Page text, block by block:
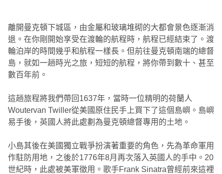
離開曼克頓下城區，由金屬和玻璃堆砌的大都會景色逐漸消
退。在你剛開始享受在渡輪的航程時，航程已經結束了。渡
輪泊岸的時間幾乎和航程一樣長。但前往曼克頓南端的總督
島，就如一趟時光之旅，短短的航程，將你帶到數十、甚至
數百年前。
這趟旅程將我們帶回1637年，當時一位精明的荷蘭人
Woutervan Twiller從美國原住民手上買下了這個島嶼。島嶼
易手後，英國人將此處劃為曼克頓總督專用的土地。
小島其後在美國獨立戰爭扮演著重要的角色，先為革命軍用
作駐防用地，之後於1776年8月再次落入英國人的手中。20
世紀時，此處被美軍徵用。歌手Frank Sinatra曾經前來這裡